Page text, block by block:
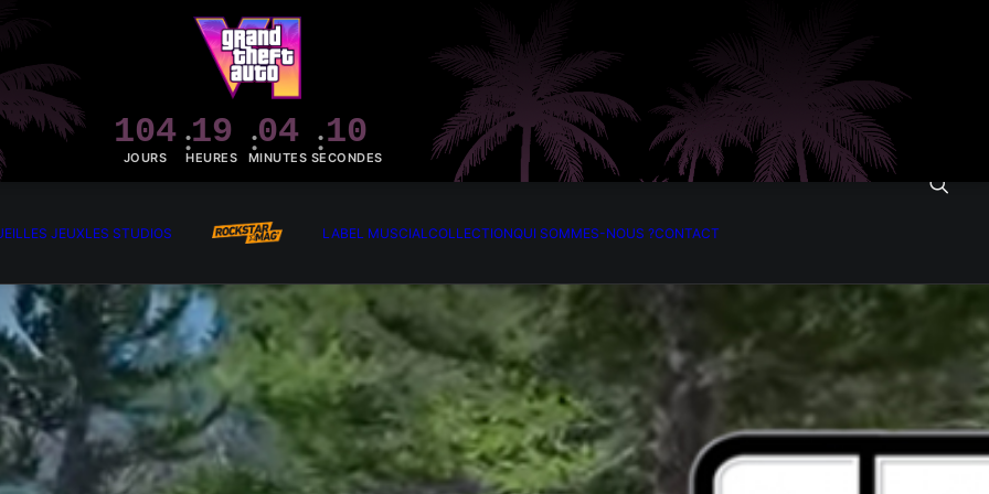
104
JOURS
19
HEURES
04
MINUTES
08
SECONDES
LES JEUXLES STUDIOS LABEL MUSCIALCOLLECTIONQUI SOMMES-NOUS ?CONTACT